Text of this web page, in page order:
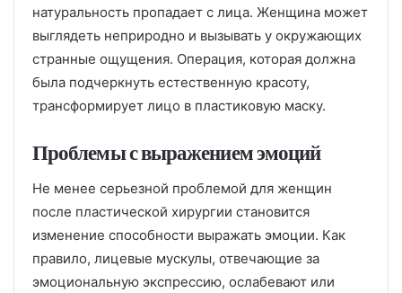
натуральность пропадает с лица. Женщина может
выглядеть неприродно и вызывать у окружающих
странные ощущения. Операция, которая должна
была подчеркнуть естественную красоту,
трансформирует лицо в пластиковую маску.
Проблемы с выражением эмоций
Не менее серьезной проблемой для женщин
после пластической хирургии становится
изменение способности выражать эмоции. Как
правило, лицевые мускулы, отвечающие за
эмоциональную экспрессию, ослабевают или